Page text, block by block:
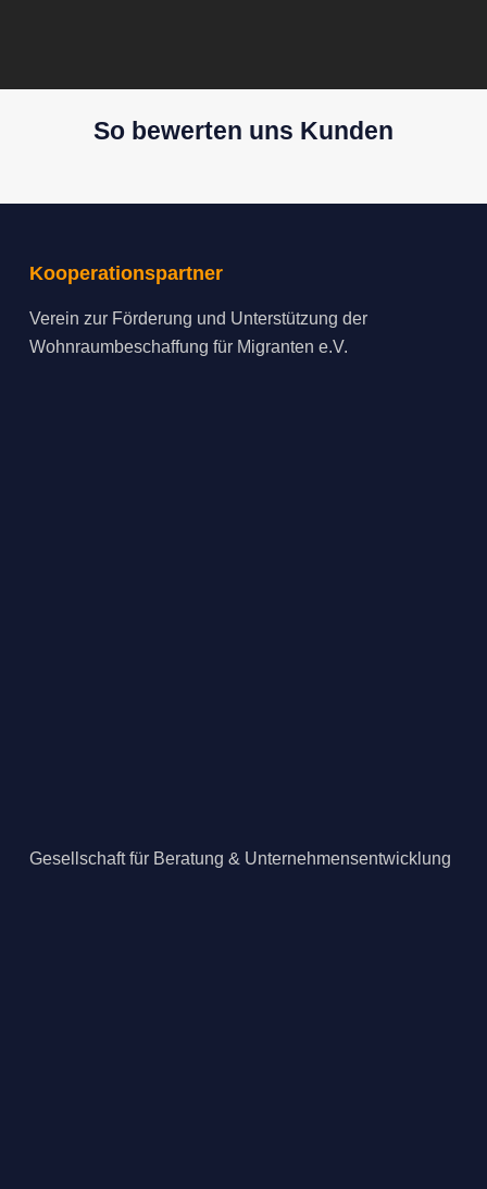
So bewerten uns Kunden
Kooperationspartner
Verein zur Förderung und Unterstützung der
Wohnraumbeschaffung für Migranten e.V.
Gesellschaft für Beratung & Unternehmensentwicklung